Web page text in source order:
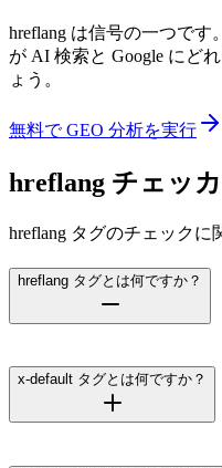
hreflang は信号の一つで
が AI 検索と Google にど
ょう。
無料で GEO 分析を実行
hreflang チェッ
hreflang タグのチェックに
hreflang タグとは何ですか？
x-default タグとは何ですか？